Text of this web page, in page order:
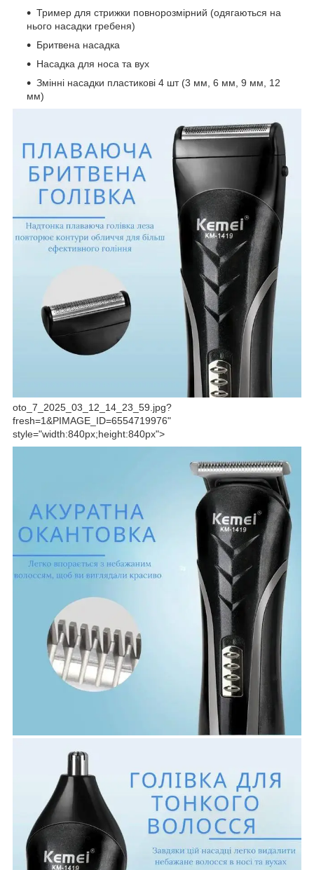
Тример для стрижки повнорозмірний (одягаються на
нього насадки гребеня)
Бритвена насадка
Насадка для носа та вух
Змінні насадки пластикові 4 шт (3 мм, 6 мм, 9 мм, 12
мм)
oto_7_2025_03_12_14_23_59.jpg?
fresh=1&PIMAGE_ID=6554719976"
style="width:840px;height:840px">